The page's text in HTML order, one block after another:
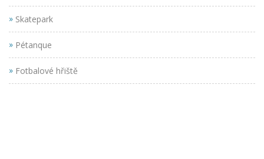
» Skatepark
» Pétanque
» Fotbalové hřiště